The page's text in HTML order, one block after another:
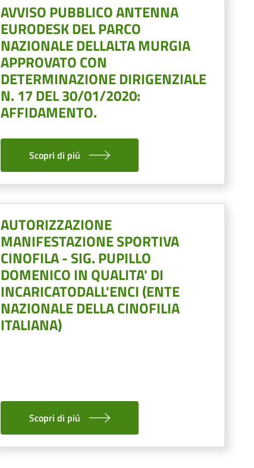
AVVISO PUBBLICO ANTENNA
EURODESK DEL PARCO
NAZIONALE DELLALTA MURGIA
APPROVATO CON
DETERMINAZIONE DIRIGENZIALE
N. 17 DEL 30/01/2020:
AFFIDAMENTO.
Scopri di piú
AUTORIZZAZIONE
MANIFESTAZIONE SPORTIVA
CINOFILA - SIG. PUPILLO
DOMENICO IN QUALITA' DI
INCARICATODALL'ENCI (ENTE
NAZIONALE DELLA CINOFILIA
ITALIANA)
Scopri di piú